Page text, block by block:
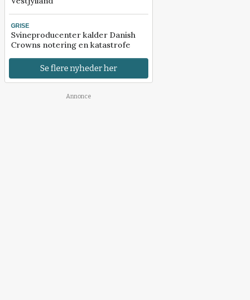
GRISE
Svineproducenter kalder Danish
Crowns notering en katastrofe
Se flere nyheder her
Annonce